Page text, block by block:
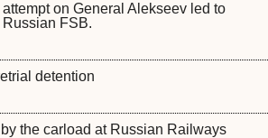
on General Alekseev led to
FSB.
detention
the carload at Russian Railways